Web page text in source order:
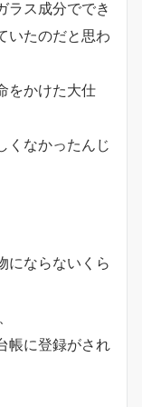
ラス成分ででき
いたのだと思わ
をかけた大仕
くなかったんじ
にならないくら
帳に登録がされ